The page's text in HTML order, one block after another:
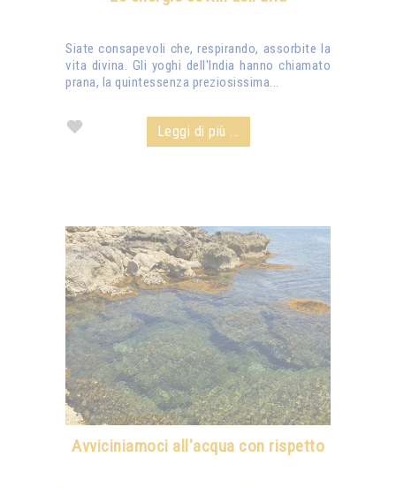
Siate consapevoli che, respirando, assorbite la
vita divina. Gli yoghi dell'India hanno chiamato
prana, la quintessenza preziosissima...
Leggi di più ...
Avviciniamoci all'acqua con rispetto